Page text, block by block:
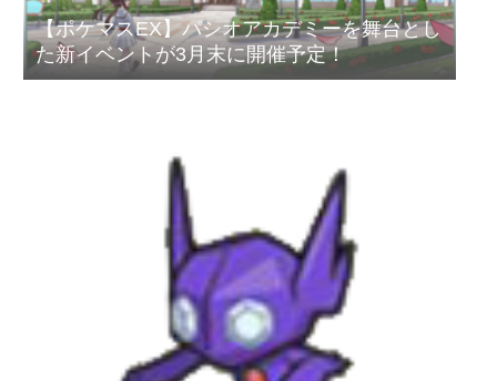
【ポケマスEX】パシオアカデミーを舞台とし
た新イベントが3月末に開催予定！